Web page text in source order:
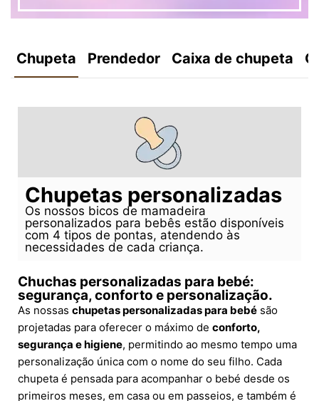
Chupeta Prendedor Caixa de chupeta
Chupetas personalizadas
Os nossos bicos de mamadeira
personalizados para bebês estão disponíveis
com 4 tipos de pontas, atendendo às
necessidades de cada criança.
Chuchas personalizadas para bebé:
segurança, conforto e personalização.
As nossas chupetas personalizadas para bebé são
projetadas para oferecer o máximo de conforto,
segurança e higiene, permitindo ao mesmo tempo uma
personalização única com o nome do seu filho. Cada
chupeta é pensada para acompanhar o bebé desde os
primeiros meses, em casa ou em passeios, e também é